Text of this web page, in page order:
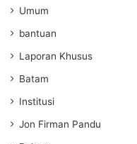
Umum
bantuan
Laporan Khusus
Batam
Institusi
Jon Firman Pandu